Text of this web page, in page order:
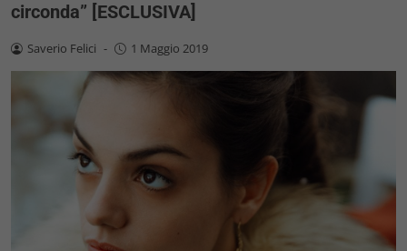
circonda” [ESCLUSIVA]
Saverio Felici - 1 Maggio 2019